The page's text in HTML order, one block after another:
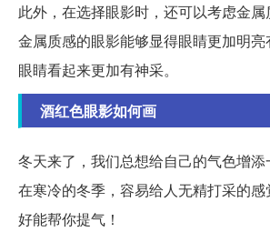
此外，在选择眼影时，还可以考虑金
金属质感的眼影能够显得眼睛更加明
眼睛看起来更加有神采。
酒红色眼影如何画
冬天来了，我们总想给自己的气色增
在寒冷的冬季，容易给人无精打采的
好能帮你提气！